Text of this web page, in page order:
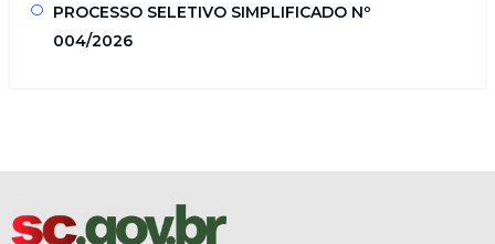
PROCESSO SELETIVO SIMPLIFICADO Nº
004/2026